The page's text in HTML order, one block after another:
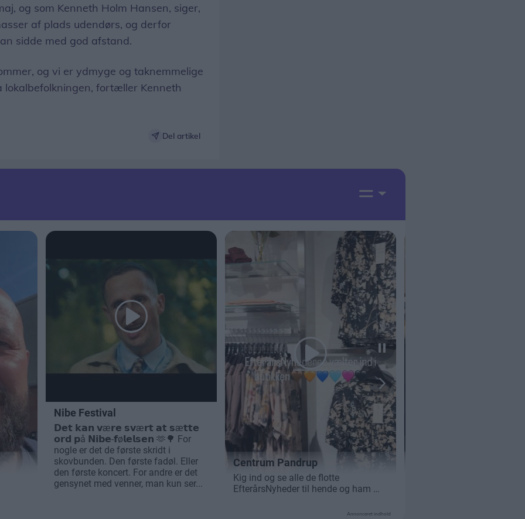
og som Kenneth Holm Hansen, siger,
af plads udendørs, og derfor
sidde med god afstand.
og vi er ydmyge og taknemmelige
fortæller Kenneth
Del artikel
Annonceret indhold